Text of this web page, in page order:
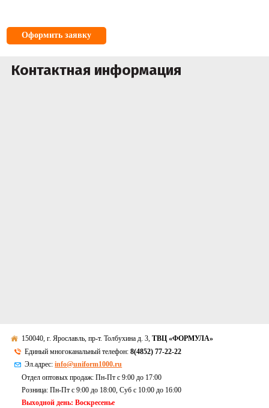
Оформить заявку
Контактная информация
150040, г. Ярославль, пр-т. Толбухина д. 3,ТВЦ «ФОРМУЛА»
Единый многоканальный телефон:8(4852) 77-22-22
Эл.адрес:info@uniform1000.ru
Отдел оптовых продаж: Пн-Пт с 9:00 до 17:00
Розница: Пн-Пт с 9:00 до 18:00, Суб c 10:00 до 16:00
Выходной день: Воскресенье